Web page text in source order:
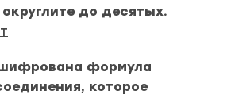
до десятых.
формула
которое